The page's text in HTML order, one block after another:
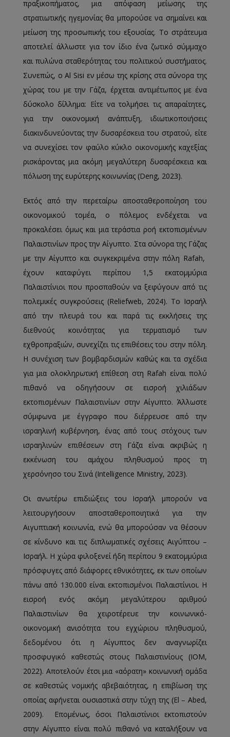
πραξικοπήματος, μια απόφαση μείωσης της
στρατιωτικής ηγεμονίας θα μπορούσε να σημαίνει και
μείωση της προσωπικής του εξουσίας. Το στράτευμα
αποτελεί άλλωστε για τον ίδιο ένα ζωτικό σύμμαχο
και πυλώνα σταθερότητας του πολιτικού συστήματος.
Συνεπώς, ο Al Sisi εν μέσω της κρίσης στα σύνορα της
χώρας του με την Γάζα, έρχεται αντιμέτωπος με ένα
δύσκολο δίλλημα: Είτε να τολμήσει τις απαραίτητες,
για την οικονομική ανάπτυξη, ιδιωτικοποιήσεις
διακινδυνεύοντας την δυσαρέσκεια του στρατού, είτε
να συνεχίσει τον φαύλο κύκλο οικονομικής καχεξίας
ρισκάροντας μια ακόμη μεγαλύτερη δυσαρέσκεια και
πόλωση της ευρύτερης κοινωνίας (Deng, 2023).
Εκτός από την περεταίρω αποσταθεροποίηση του
οικονομικού τομέα, ο πόλεμος ενδέχεται να
προκαλέσει όμως και μια τεράστια ροή εκτοπισμένων
Παλαιστινίων προς την Αίγυπτο. Στα σύνορα της Γάζας
με την Αίγυπτο και συγκεκριμένα στην πόλη Rafah,
έχουν καταφύγει περίπου 1,5 εκατομμύρια
Παλαιστίνιοι που προσπαθούν να ξεφύγουν από τις
πολεμικές συγκρούσεις (Reliefweb, 2024). Το Ισραήλ
από την πλευρά του και παρά τις εκκλήσεις της
διεθνούς κοινότητας για τερματισμό των
εχθροπραξιών, συνεχίζει τις επιθέσεις του στην πόλη.
Η συνέχιση των βομβαρδισμών καθώς και τα σχέδια
για μια ολοκληρωτική επίθεση στη Rafah είναι πολύ
πιθανό να οδηγήσουν σε εισροή χιλιάδων
εκτοπισμένων Παλαιστινίων στην Αίγυπτο. Άλλωστε
σύμφωνα με έγγραφο που διέρρευσε από την
ισραηλινή κυβέρνηση, ένας από τους στόχους των
ισραηλινών επιθέσεων στη Γάζα είναι ακριβώς η
εκκένωση του αμάχου πληθυσμού προς τη
χερσόνησο του Σινά (Intelligence Ministry, 2023).
Οι ανωτέρω επιδιώξεις του Ισραήλ μπορούν να
λειτουργήσουν αποσταθεροποιητικά για την
Αιγυπτιακή κοινωνία, ενώ θα μπορούσαν να θέσουν
σε κίνδυνο και τις διπλωματικές σχέσεις Αιγύπτου –
Ισραήλ. Η χώρα φιλοξενεί ήδη περίπου 9 εκατομμύρια
πρόσφυγες από διάφορες εθνικότητες, εκ των οποίων
πάνω από 130.000 είναι εκτοπισμένοι Παλαιστίνιοι. Η
εισροή ενός ακόμη μεγαλύτερου αριθμού
Παλαιστινίων θα χειροτέρευε την κοινωνικό-
οικονομική ανισότητα του εγχώριου πληθυσμού,
δεδομένου ότι η Αίγυπτος δεν αναγνωρίζει
προσφυγικό καθεστώς στους Παλαιστινίους (IOM,
2022). Αποτελούν έτσι μια «αόρατη» κοινωνική ομάδα
σε καθεστώς νομικής αβεβαιότητας, η επιβίωση της
οποίας αφήνεται ουσιαστικά στην τύχη της (El – Abed,
2009). Επομένως, όσοι Παλαιστίνιοι εκτοπιστούν
στην Αίγυπτο είναι πολύ πιθανό να καταλήξουν να